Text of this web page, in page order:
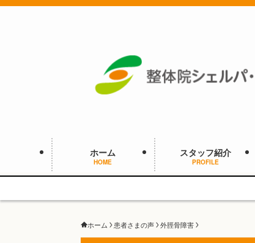
ホーム
HOME
スタッフ紹介
PROFILE
ホーム 患者さまの声 外脛骨障害